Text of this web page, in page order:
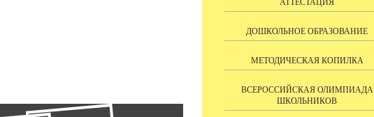
АТТЕСТАЦИЯ
ДОШКОЛЬНОЕ ОБРАЗОВАНИЕ
МЕТОДИЧЕСКАЯ КОПИЛКА
ВСЕРОССИЙСКАЯ ОЛИМПИАДА
ШКОЛЬНИКОВ